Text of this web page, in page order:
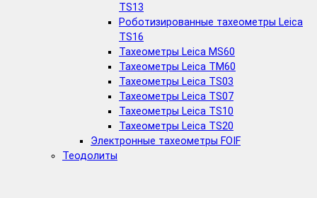
TS13
Роботизированные тахеометры Leica
TS16
Тахеометры Leica MS60
Тахеометры Leica TM60
Тахеометры Leica TS03
Тахеометры Leica TS07
Тахеометры Leica TS10
Тахеометры Leica TS20
Электронные тахеометры FOIF
Теодолиты